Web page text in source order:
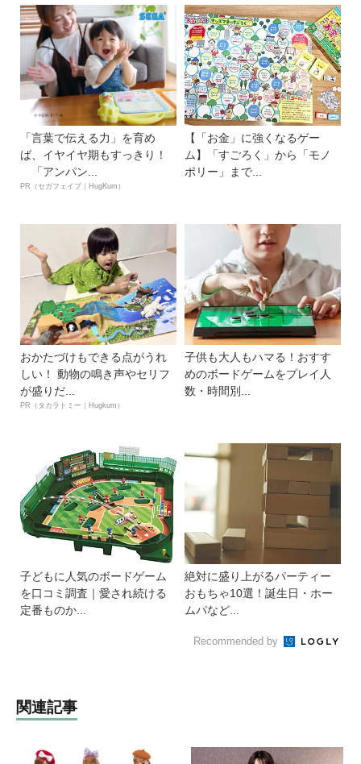
「言葉で伝える力」を育め
ば、イヤイヤ期もすっきり！
「アンパン...
PR（セガフェイブ｜HugKum）
【「お金」に強くなるゲー
ム】「すごろく」から「モノ
ポリー」まで...
おかたづけもできる点がうれ
しい！ 動物の鳴き声やセリフ
が盛りだ...
PR（タカラトミー｜Hugkum）
子供も大人もハマる！おすす
めのボードゲームをプレイ人
数・時間別...
子どもに人気のボードゲーム
を口コミ調査｜愛され続ける
定番ものか...
絶対に盛り上がるパーティー
おもちゃ10選！誕生日・ホー
ムパなど...
Recommended by
関連記事